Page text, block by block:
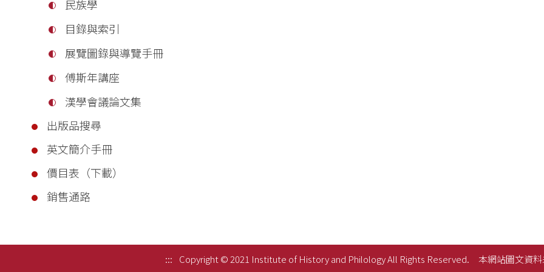
民族學
目錄與索引
展覽圖錄與導覽手冊
傅斯年講座
漢學會議論文集
出版品搜尋
英文簡介手冊
價目表（下載）
銷售通路
::: Copyright © 2021 Institute of History and Philology All Rights Reserved. 本網站圖文資